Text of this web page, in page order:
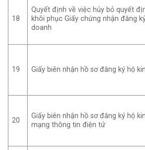
18
Quyết định về việc hủy bỏ quyết
khôi phục Giấy chứng nhận đăng
doanh
19 Giấy biên nhận hồ sơ đăng ký hộ
20
Giấy biên nhận hồ sơ đăng ký hộ
mạng thông tin điện tử